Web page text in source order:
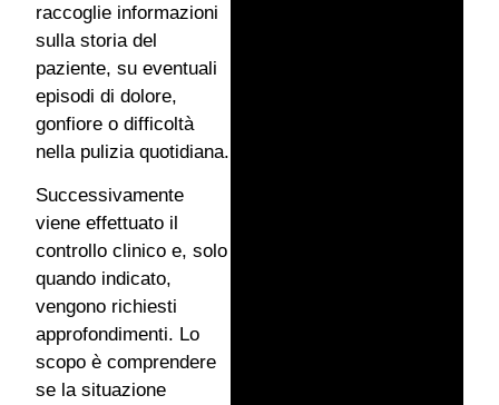
raccoglie informazioni
sulla storia del
paziente, su eventuali
episodi di dolore,
gonfiore o difficoltà
nella pulizia quotidiana.
Successivamente
viene effettuato il
controllo clinico e, solo
quando indicato,
vengono richiesti
approfondimenti. Lo
scopo è comprendere
se la situazione